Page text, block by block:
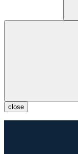
close